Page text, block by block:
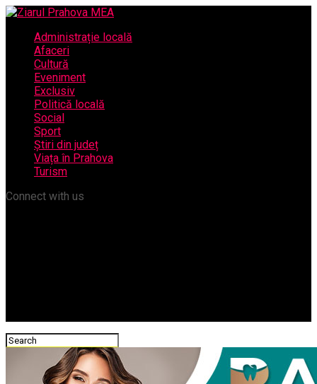
Administrație locală
Afaceri
Cultură
Eveniment
Exclusiv
Politică locală
Social
Sport
Știri din județ
Viața în Prahova
Turism
Connect with us